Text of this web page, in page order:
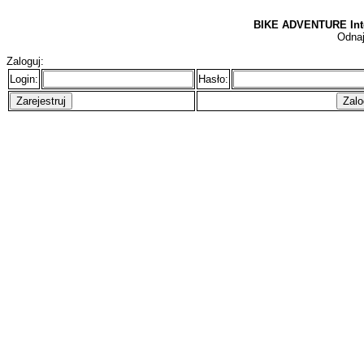
BIKE ADVENTURE
Zaloguj:
Login:
Hasło: